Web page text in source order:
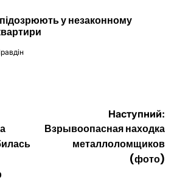
підозрюють у незаконному
Наступний:
Взрывоопасная находка
металлоломщиков
(фото)